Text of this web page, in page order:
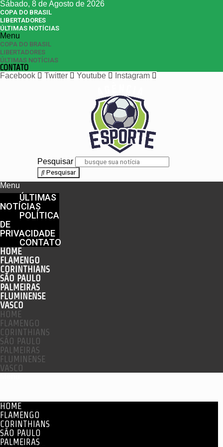
Sábado, 8 de Agosto de 2026
COPA DO BRASIL
LIBERTADORES
ÚLTIMAS NOTÍCIAS
Menu
COPA DO BRASIL
LIBERTADORES
ÚLTIMAS NOTÍCIAS
CONTATO
Facebook
Twitter Youtube Instagram
Pesquisar
Pesquisar
Menu
ÚLTIMAS
NOTÍCIAS
POLÍTICA
DE
PRIVACIDADE
CONTATO
HOME
FLAMENGO
CORINTHIANS
SÃO PAULO
PALMEIRAS
FLUMINENSE
VASCO
HOME
FLAMENGO
CORINTHIANS
SÃO PAULO
PALMEIRAS
FLUMINENSE
VASCO
HOME
FLAMENGO
CORINTHIANS
SÃO PAULO
PALMEIRAS